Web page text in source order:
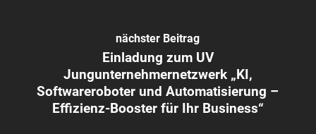
nächster Beitrag
Einladung zum UV
Jungunternehmernetzwerk „KI,
Softwareroboter und Automatisierung –
Effizienz-Booster für Ihr Business“